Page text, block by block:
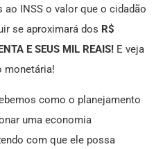
INSS o valor que o cidadão
se aproximará dos R$
E SEUS MIL REAIS! E veja
monetária!
como o planejamento
uma economia
com que ele possa